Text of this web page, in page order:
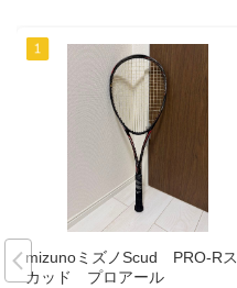
mizunoミズノScud PRO-Rス
カッド プロアール